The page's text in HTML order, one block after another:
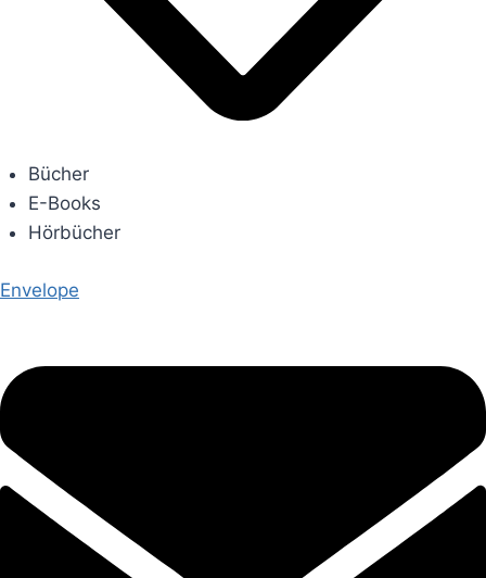
Bücher
E-Books
Hörbücher
Envelope